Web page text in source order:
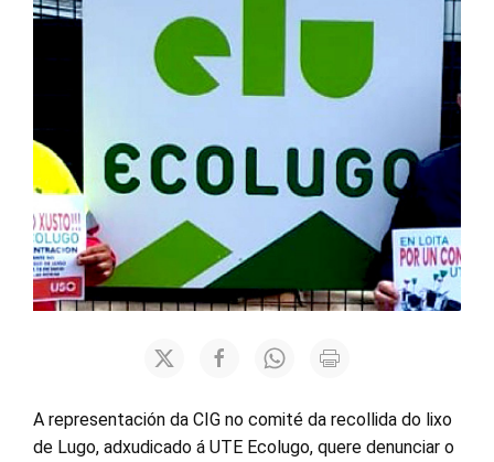
A representación da CIG no comité da recollida do lixo
de Lugo, adxudicado á UTE Ecolugo, quere denunciar o